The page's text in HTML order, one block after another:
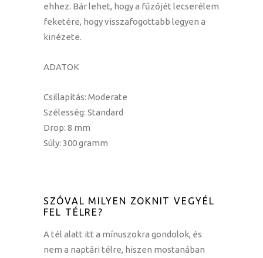
ehhez. Bár lehet, hogy a fűzőjét lecserélem
feketére, hogy visszafogottabb legyen a
kinézete.
ADATOK
Csillapítás: Moderate
Szélesség: Standard
Drop: 8 mm
Súly: 300 gramm
SZÓVAL MILYEN ZOKNIT VEGYÉL
FEL TÉLRE?
A tél alatt itt a mínuszokra gondolok, és
nem a naptári télre, hiszen mostanában